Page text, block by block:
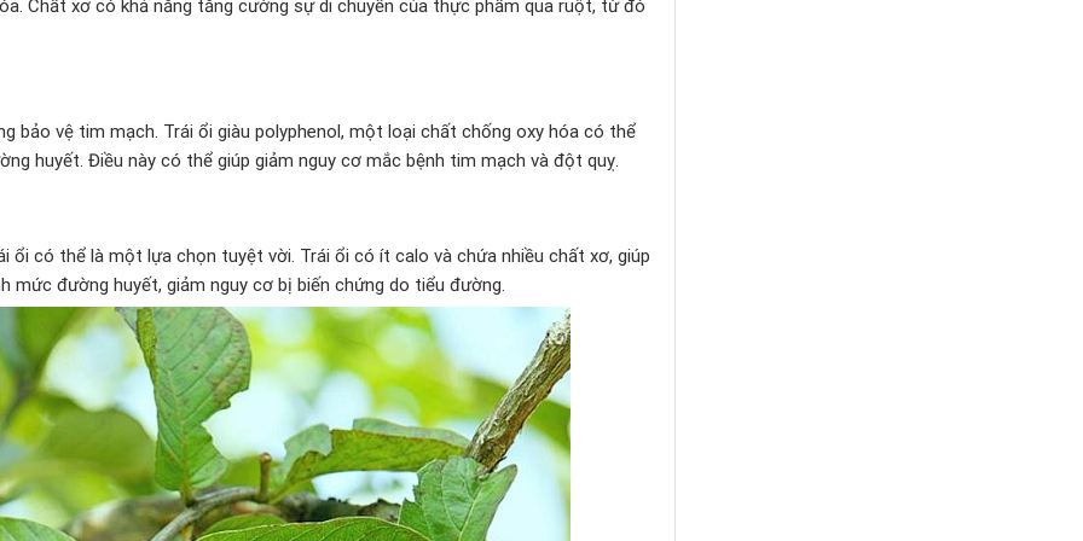
Chất xơ có khả năng tăng cường sự di chuyển của thực phẩm qua ruột, từ đó
bảo vệ tim mạch. Trái ổi giàu polyphenol, một loại chất chống oxy hóa có thể
huyết. Điều này có thể giúp giảm nguy cơ mắc bệnh tim mạch và đột quỵ.
ổi có thể là một lựa chọn tuyệt vời. Trái ổi có ít calo và chứa nhiều chất xơ, giúp
mức đường huyết, giảm nguy cơ bị biến chứng do tiểu đường.